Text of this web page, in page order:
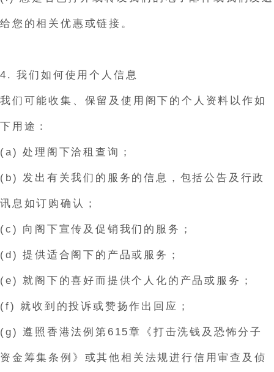
给您的相关优惠或链接。
4. 我们如何使用个人信息
我们可能收集、保留及使用阁下的个人资料以作如
下用途：
(a) 处理阁下洽租查询；
(b) 发出有关我们的服务的信息，包括公告及行政
讯息如订购确认；
(c) 向阁下宣传及促销我们的服务；
(d) 提供适合阁下的产品或服务；
(e) 就阁下的喜好而提供个人化的产品或服务；
(f) 就收到的投诉或赞扬作出回应；
(g) 遵照香港法例第615章《打击洗钱及恐怖分子
资金筹集条例》或其他相关法规进行信用审查及侦